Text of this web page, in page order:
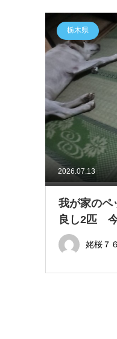
2026.07.13
栃木県
我が家の
良し2匹
姥桜７